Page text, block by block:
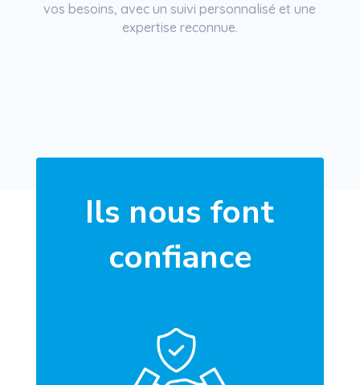
vos besoins, avec un suivi personnalisé et une
expertise reconnue.
Ils nous font
confiance